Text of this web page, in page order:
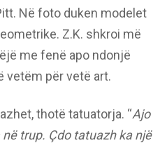
Në foto duken modelet
Z.K. shkroi më
me fenë apo ndonjë
vetëm për vetë art.
thotë tatuatorja. “Ajo
trup. Çdo tatuazh ka një